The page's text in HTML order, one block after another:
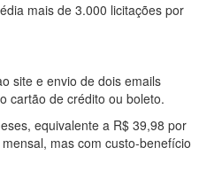
mais de 3.000 licitações por
site e envio de dois emails
cartão de crédito ou boleto.
equivalente a R$ 39,98 por
mas com custo-benefício